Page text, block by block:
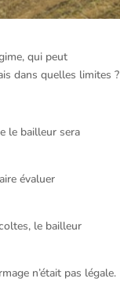
qui peut
dans quelles limites ?
le bailleur sera
évaluer
le bailleur
n’était pas légale.